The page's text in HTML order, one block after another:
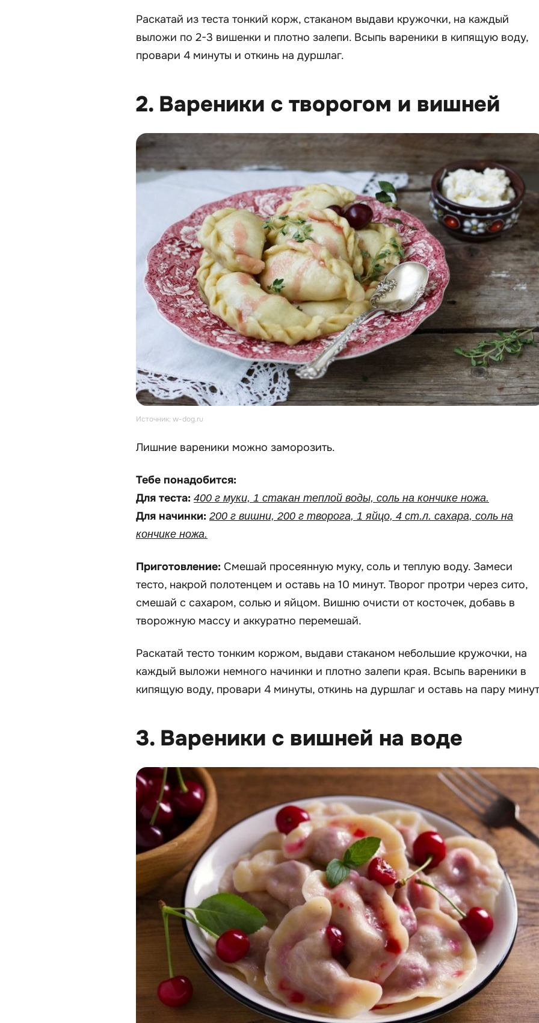
Раскатай из теста тонкий корж, стаканом выдави кружочки, на каждый
выложи по 2-3 вишенки и плотно залепи. Всыпь вареники в кипящую воду,
провари 4 минуты и откинь на дуршлаг.
2. Вареники с творогом и вишней
Источник: w-dog.ru
Лишние вареники можно заморозить.
Тебе понадобится:
Для теста: 400 г муки, 1 стакан теплой воды, соль на кончике ножа.
Для начинки: 200 г вишни, 200 г творога, 1 яйцо, 4 ст.л. сахара, соль на
кончике ножа.
Приготовление: Смешай просеянную муку, соль и теплую воду. Замеси
тесто, накрой полотенцем и оставь на 10 минут. Творог протри через сито,
смешай с сахаром, солью и яйцом. Вишню очисти от косточек, добавь в
творожную массу и аккуратно перемешай.
Раскатай тесто тонким коржом, выдави стаканом небольшие кружочки, на
каждый выложи немного начинки и плотно залепи края. Всыпь вареники в
кипящую воду, провари 4 минуты, откинь на дуршлаг и оставь на пару
3. Вареники с вишней на воде